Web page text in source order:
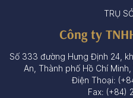
TRỤ
Công ty
Số 333 đường Hưng Định 24,
An, Thành phố Hồ Chí
Điện Thoại:
Fax: (+84)